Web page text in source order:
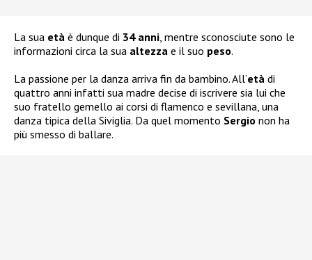
La sua età è dunque di 34 anni, mentre sconosciute sono le
informazioni circa la sua altezza e il suo peso.
La passione per la danza arriva fin da bambino. All’età di
quattro anni infatti sua madre decise di iscrivere sia lui che
suo fratello gemello ai corsi di flamenco e sevillana, una
danza tipica della Siviglia. Da quel momento Sergio non ha
più smesso di ballare.